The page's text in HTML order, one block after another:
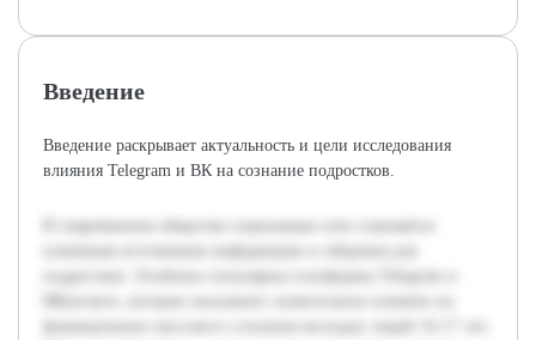
Введение
Введение раскрывает актуальность и цели исследования
влияния Telegram и ВК на сознание подростков.